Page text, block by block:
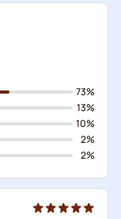
73%
13%
10%
2%
2%